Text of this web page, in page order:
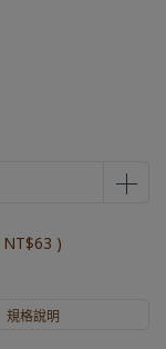
NT$63 )
規格說明